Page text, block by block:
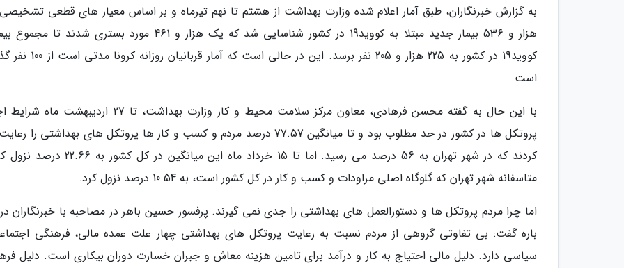
به گزارش خبرنگاران، طبق آمار اعلام شده وزارت بهداشت از هشتم تا نهم تیرماه و بر اساس معیار های قطعی
هزار و 536 بیمار جدید مبتلا به کووید19 در کشور شناسایی شد که یک هزار و 461 مورد بستری شدند
کووید19 در کشور به 225 هزار و 205 نفر برسد. این در حالی
است.
با این حال به گفته محسن فرهادی، معاون مرکز سلامت محیط و کار وزارت بهداشت، تا 27
پروتکل ها در کشور در حد مطلوب بود و تا میانگین 77.57 درصد مردم و کسب و کار ها پروتکل های بهداشتی را
کردند که در شهر تهران به 56 درصد می رسید. اما تا 15 خرداد ماه این میانگین در کل
متاسفانه شهر تهران که گلوگاه اصلی مراودات و کسب و کار در کل کشور است، به 10.54 درصد نزول کرد.
اما چرا مردم پروتکل ها و دستورالعمل های بهداشتی را جدی نمی گیرند. پرفسور حسین باهر در مصاحبه با خبرنگاران
باره گفت: بی تفاوتی گروهی از مردم نسبت به رعایت پروتکل های بهداشتی چهار علت عمده مالی، فرهنگی
سیاسی دارد. دلیل مالی احتیاج به کار و درآمد برای تامین هزینه معاش و جبران خسارت دوران بیکاری است. دلیل